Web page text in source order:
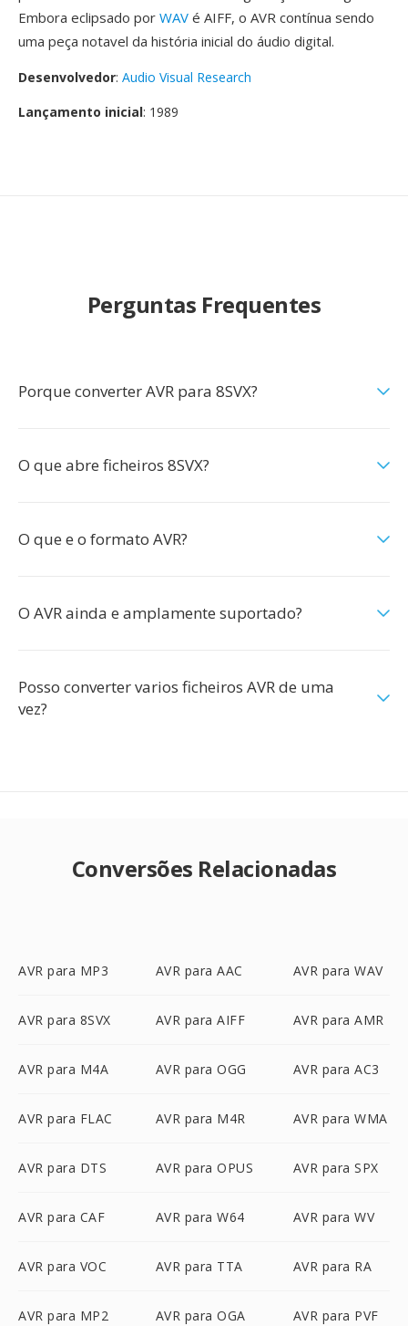
Embora eclipsado por WAV é AIFF, o AVR contínua sendo
uma peça notavel da história inicial do áudio digital.
Desenvolvedor: Audio Visual Research
Lançamento inicial: 1989
Perguntas Frequentes
Porque converter AVR para 8SVX?
O que abre ficheiros 8SVX?
O que e o formato AVR?
O AVR ainda e amplamente suportado?
Posso converter varios ficheiros AVR de uma
vez?
Conversões Relacionadas
AVR para MP3 AVR para AAC AVR para WAV
AVR para 8SVX AVR para AIFF AVR para AMR
AVR para M4A AVR para OGG AVR para AC3
AVR para FLAC AVR para M4R AVR para WMA
AVR para DTS AVR para OPUS AVR para SPX
AVR para CAF AVR para W64 AVR para WV
AVR para VOC AVR para TTA AVR para RA
AVR para MP2 AVR para OGA AVR para PVF